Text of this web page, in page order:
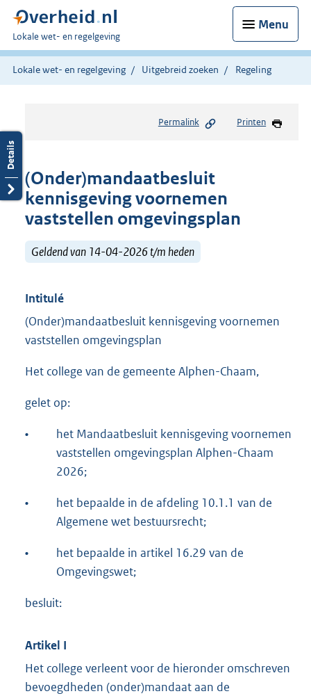
Menu
U
bent
hier:
Lokale wet- en regelgeving
Lokale wet- en regelgeving Uitgebreid zoeken Regeling
Permalink Printen
(Onder)mandaatbesluit
kennisgeving voornemen
vaststellen omgevingsplan
Geldend van 14-04-2026 t/m heden
Intitulé
(Onder)mandaatbesluit kennisgeving voornemen
vaststellen omgevingsplan
Het college van de gemeente Alphen-Chaam,
gelet op:
•
het Mandaatbesluit kennisgeving voornemen
vaststellen omgevingsplan Alphen-Chaam
2026;
•
het bepaalde in de afdeling 10.1.1 van de
Algemene wet bestuursrecht;
•
het bepaalde in artikel 16.29 van de
Omgevingswet;
besluit:
Artikel I
Het college verleent voor de hieronder omschreven
bevoegdheden (onder)mandaat aan de